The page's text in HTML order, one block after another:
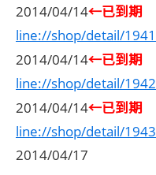
2014/04/14←已到期
line://shop/detail/1941
2014/04/14←已到期
line://shop/detail/1942
2014/04/14←已到期
line://shop/detail/1943
2014/04/17